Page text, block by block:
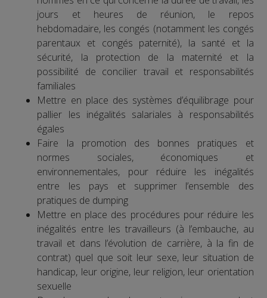
jours et heures de réunion, le repos
hebdomadaire, les congés (notamment les congés
parentaux et congés paternité), la santé et la
sécurité, la protection de la maternité et la
possibilité de concilier travail et responsabilités
familiales
Mettre en place des systèmes d’équilibrage pour
pallier les inégalités salariales à responsabilités
égales
Faire la promotion des bonnes pratiques et
normes sociales, économiques et
environnementales, pour réduire les inégalités
entre les pays et supprimer l’ensemble des
pratiques de dumping
Mettre en place des procédures pour réduire les
inégalités entre les travailleurs (à l’embauche, au
travail et dans l’évolution de carrière, à la fin de
contrat) quel que soit leur sexe, leur situation de
handicap, leur origine, leur religion, leur orientation
sexuelle